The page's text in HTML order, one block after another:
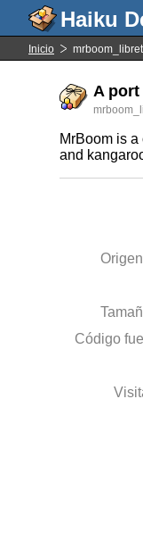
Inicio
A
MrBoom is
and
Código